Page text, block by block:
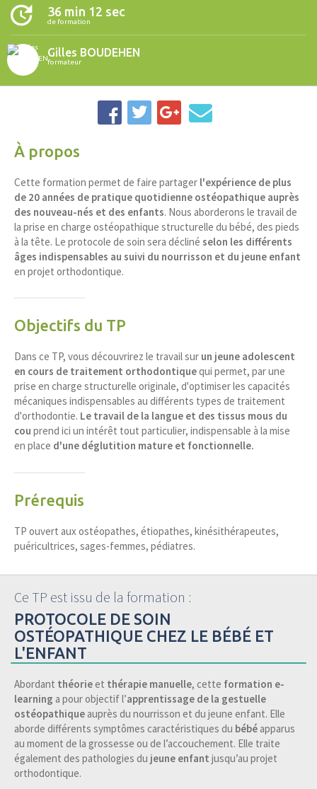
36 min 12 sec
de formation
Gilles BOUDEHEN
formateur
À propos
Cette formation permet de faire partager l'expérience de plus
de 20 années de pratique quotidienne ostéopathique auprès
des nouveau-nés et des enfants. Nous aborderons le travail de
la prise en charge ostéopathique structurelle du bébé, des pieds
à la tête. Le protocole de soin sera décliné selon les différents
âges indispensables au suivi du nourrisson et du jeune enfant
en projet orthodontique.
Objectifs du TP
Dans ce TP, vous découvrirez le travail sur un jeune adolescent
en cours de traitement orthodontiquequi permet, par une
prise en charge structurelle originale, d'optimiser les capacités
mécaniques indispensables au différents types de traitement
d'orthodontie. Le travail de la langue et des tissus mous du
cou prend ici un intérêt tout particulier, indispensable à la mise
en place d'une déglutition mature et fonctionnelle.
Prérequis
TP ouvert aux ostéopathes, étiopathes, kinésithérapeutes,
puéricultrices, sages-femmes, pédiatres.
Ce TP est issu de la formation :
PROTOCOLE DE SOIN
OSTÉOPATHIQUE CHEZ LE BÉBÉ ET
L'ENFANT
Abordant théorie et thérapie manuelle, cette formation e-
learning a pour objectif l’apprentissage de la gestuelle
ostéopathique auprès du nourrisson et du jeune enfant. Elle
aborde différents symptômes caractéristiques du bébé apparus
au moment de la grossesse ou de l’accouchement. Elle traite
également des pathologies du jeune enfant jusqu’au projet
orthodontique.